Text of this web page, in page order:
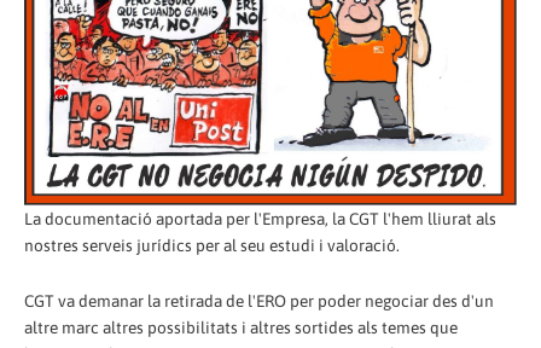
La documentació aportada per l'Empresa, la CGT l'hem lliurat als
nostres serveis jurídics per al seu estudi i valoració.
CGT va demanar la retirada de l'ERO per poder negociar des d'un
altre marc altres possibilitats i altres sortides als temes que